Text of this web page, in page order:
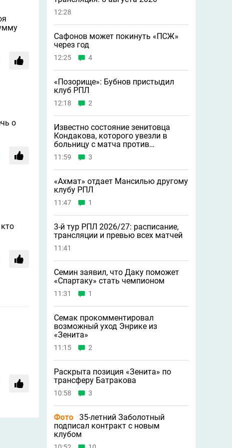
о
12:28
Сафонов может покинуть «ПСЖ»
через год
12:25 4
«Позорище»: Бубнов пристыдил
клуб РПЛ
12:18 2
Известно состояние зенитовца
Кондакова, которого увезли в
больницу с матча против
«Балтики»
11:59 3
«Ахмат» отдает Мансилью другому
клубу РПЛ
11:47 1
3-й тур РПЛ 2026/27: расписание,
трансляции и превью всех матчей
11:41
Семин заявил, что Даку поможет
«Спартаку» стать чемпионом
11:31 1
Семак прокомментировал
возможный уход Энрике из
«Зенита»
11:15 2
Раскрыта позиция «Зенита» по
трансферу Батракова
10:58 3
Фото
35-летний Заболотный
подписал контракт с новым
клубом